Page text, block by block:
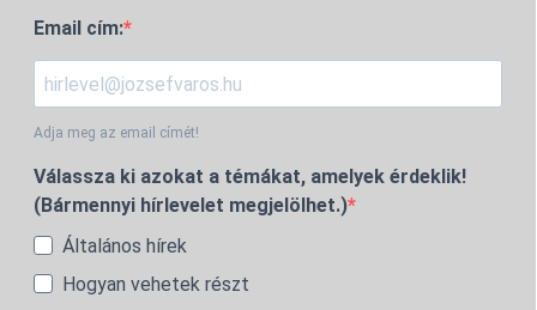
Email cím:
Adja meg az email címét!
Válassza ki azokat a témákat, amelyek érdeklik!
(Bármennyi hírlevelet megjelölhet.)
Általános hírek
Hogyan vehetek részt